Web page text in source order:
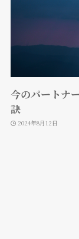
今のパートナ
訣
2024年8月12日